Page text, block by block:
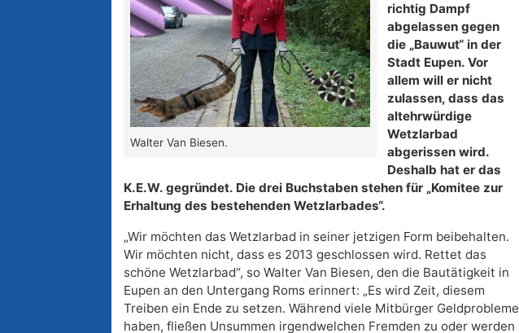
Walter Van Biesen.
richtig Dampf
abgelassen gegen
die „Bauwut“ in der
Stadt Eupen. Vor
allem will er nicht
zulassen, dass das
altehrwürdige
Wetzlarbad
abgerissen wird.
Deshalb hat er das
K.E.W. gegründet. Die drei Buchstaben stehen für „Komitee zur
Erhaltung des bestehenden Wetzlarbades“.
„Wir möchten das Wetzlarbad in seiner jetzigen Form beibehalten.
Wir möchten nicht, dass es 2013 geschlossen wird. Rettet das
schöne Wetzlarbad“, so Walter Van Biesen, den die Bautätigkeit in
Eupen an den Untergang Roms erinnert: „Es wird Zeit, diesem
Treiben ein Ende zu setzen. Während viele Mitbürger Geldprobleme
haben, fließen Unsummen irgendwelchen Fremden zu oder werden